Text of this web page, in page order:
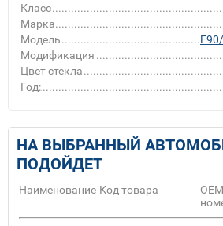
Класс
Марка
Модель
Модификация
Цвет стекла
Год:
НА ВЫБРАННЫЙ
ПОДОЙДЕТ
Наименование Код товара
ОЕМ